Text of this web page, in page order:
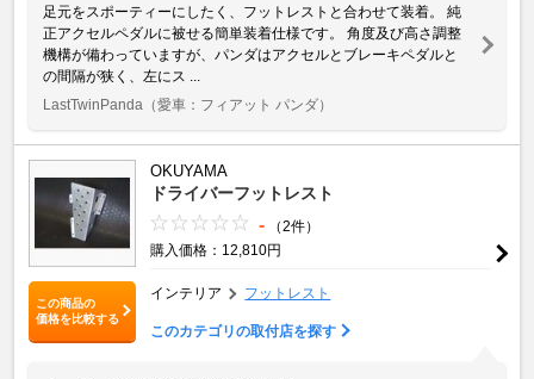
足元をスポーティーにしたく、フットレストと合わせて装着。 純
正アクセルペダルに被せる簡単装着仕様です。 角度及び高さ調整
機構が備わっていますが、パンダはアクセルとブレーキペダルと
の間隔が狭く、左にス ...
LastTwinPanda （愛車：フィアット パンダ）
この商品の
価格を比較する
OKUYAMA
ドライバーフットレスト
-
（2件）
購入価格：12,810円
インテリア フットレスト
このカテゴリの取付店を探す